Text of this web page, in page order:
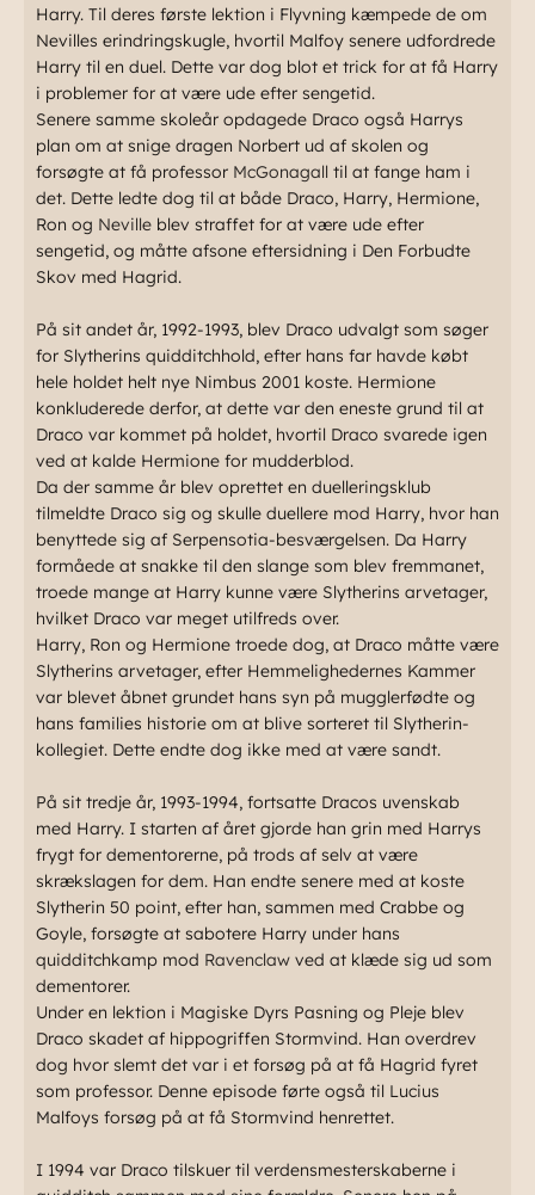
Harry. Til deres første lektion i Flyvning kæmpede de om
Nevilles erindringskugle, hvortil Malfoy senere udfordrede
Harry til en duel. Dette var dog blot et trick for at få Harry
i problemer for at være ude efter sengetid.
Senere samme skoleår opdagede Draco også Harrys
plan om at snige dragen Norbert ud af skolen og
forsøgte at få professor McGonagall til at fange ham i
det. Dette ledte dog til at både Draco, Harry, Hermione,
Ron og Neville blev straffet for at være ude efter
sengetid, og måtte afsone eftersidning i Den Forbudte
Skov med Hagrid.
På sit andet år, 1992-1993, blev Draco udvalgt som søger
for Slytherins quidditchhold, efter hans far havde købt
hele holdet helt nye Nimbus 2001 koste. Hermione
konkluderede derfor, at dette var den eneste grund til at
Draco var kommet på holdet, hvortil Draco svarede igen
ved at kalde Hermione for mudderblod.
Da der samme år blev oprettet en duelleringsklub
tilmeldte Draco sig og skulle duellere mod Harry, hvor han
benyttede sig af Serpensotia-besværgelsen. Da Harry
formåede at snakke til den slange som blev fremmanet,
troede mange at Harry kunne være Slytherins arvetager,
hvilket Draco var meget utilfreds over.
Harry, Ron og Hermione troede dog, at Draco måtte være
Slytherins arvetager, efter Hemmelighedernes Kammer
var blevet åbnet grundet hans syn på mugglerfødte og
hans families historie om at blive sorteret til Slytherin-
kollegiet. Dette endte dog ikke med at være sandt.
På sit tredje år, 1993-1994, fortsatte Dracos uvenskab
med Harry. I starten af året gjorde han grin med Harrys
frygt for dementorerne, på trods af selv at være
skrækslagen for dem. Han endte senere med at koste
Slytherin 50 point, efter han, sammen med Crabbe og
Goyle, forsøgte at sabotere Harry under hans
quidditchkamp mod Ravenclaw ved at klæde sig ud som
dementorer.
Under en lektion i Magiske Dyrs Pasning og Pleje blev
Draco skadet af hippogriffen Stormvind. Han overdrev
dog hvor slemt det var i et forsøg på at få Hagrid fyret
som professor. Denne episode førte også til Lucius
Malfoys forsøg på at få Stormvind henrettet.
I 1994 var Draco tilskuer til verdensmesterskaberne i